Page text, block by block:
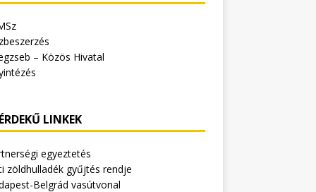
– Közös Hivatal
LINKEK
egyeztetés
zöldhulladék gyűjtés rendje
Belgrád vasútvonal